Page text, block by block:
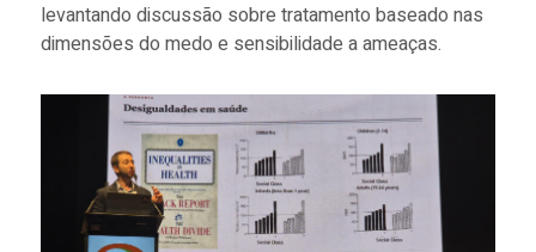
levantando discussão sobre tratamento baseado nas
dimensões do medo e sensibilidade a ameaças.